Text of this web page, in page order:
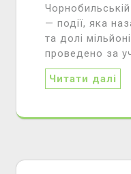
— події, яка
та долі
проведено за
Читати далі